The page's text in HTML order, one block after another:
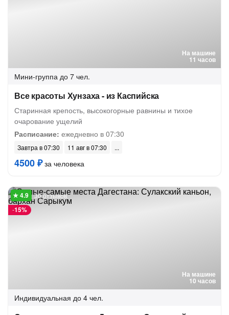
На машине
11 часов
Мини-группа до 7 чел.
Все красоты Хунзаха - из Каспийска
Старинная крепость, высокогорные равнины и тихое
очарование ущелий
Расписание: ежедневно в 07:30
Завтра в 07:30 11 авг в 07:30
4500 ₽за человека
На машине
10 часов
-15%
30 отзывов
Индивидуальная до 4 чел.